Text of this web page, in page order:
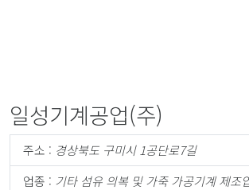
일성기계공업(주)
주소 : 경상북도 구미시 1공단로7길
업종 : 기타 섬유 의복 및 가죽 가공기계 제조